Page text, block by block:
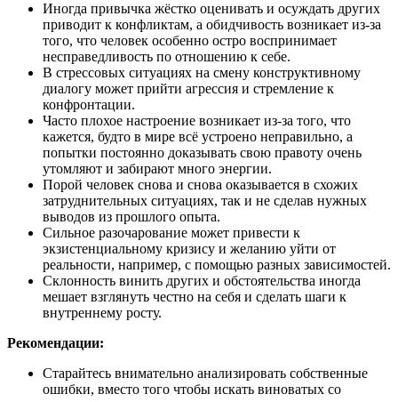
Иногда привычка жёстко оценивать и осуждать других
приводит к конфликтам, а обидчивость возникает из-за
того, что человек особенно остро воспринимает
несправедливость по отношению к себе.
В стрессовых ситуациях на смену конструктивному
диалогу может прийти агрессия и стремление к
конфронтации.
Часто плохое настроение возникает из-за того, что
кажется, будто в мире всё устроено неправильно, а
попытки постоянно доказывать свою правоту очень
утомляют и забирают много энергии.
Порой человек снова и снова оказывается в схожих
затруднительных ситуациях, так и не сделав нужных
выводов из прошлого опыта.
Сильное разочарование может привести к
экзистенциальному кризису и желанию уйти от
реальности, например, с помощью разных зависимостей.
Склонность винить других и обстоятельства иногда
мешает взглянуть честно на себя и сделать шаги к
внутреннему росту.
Рекомендации:
Старайтесь внимательно анализировать собственные
ошибки, вместо того чтобы искать виноватых со